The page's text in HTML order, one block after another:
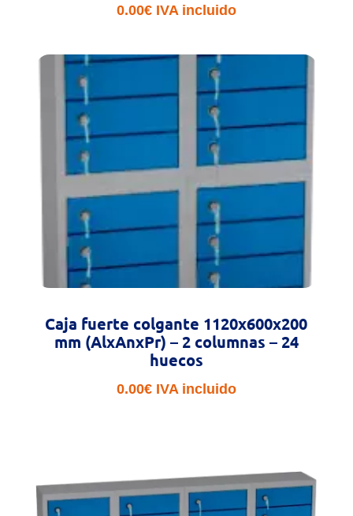
0.00€ IVA incluido
Caja fuerte colgante 1120x600x200
mm (AlxAnxPr) – 2 columnas – 24
huecos
0.00€ IVA incluido